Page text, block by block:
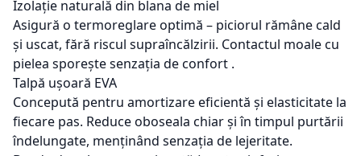
Izolație naturală din blana de miel
Asigură o termoreglareoptimă – piciorul rămânecald
și uscat, fără riscul supraîncălzirii. Contactul moalecu
pielea sporeștesenzația deconfort .
Talpă ușoară EVA
Concepută pentru amortizareeficientă și elasticitate la
fiecare pas. Reduceoboseala chiarși în timpul purtării
îndelungate, menținând senzația de lejeritate.